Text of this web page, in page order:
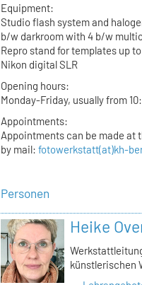
Equipment:
Studio flash system and
b/w darkroom with 4 b/w
Repro stand for templates up
Nikon digital SLR
Opening hours:
Monday-Friday, usually from
Appointments:
Appointments can be made at
by mail:fotowerkstatt(at)kh-
Personen
Heike
künstlerischen